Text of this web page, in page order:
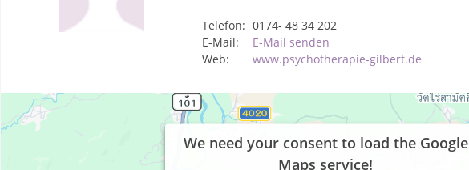
Telefon: 0174- 48 34 202
E-Mail:
E-Mail senden
Web:
www.psychotherapie-gilbert.de
We need your consent to load the Google
Maps service!